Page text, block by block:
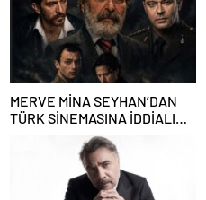
MERVE MİNA SEYHAN’DAN
TÜRK SİNEMASINA İDDİALI
İMZA! “GECE BÖLÜNÜRKEN”
DEV OYUNCU KADROSU VE
YAPAY ZEKÂ SÜRPRİZİYLE